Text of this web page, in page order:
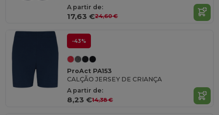
A partir de:
17,63 €24,60 €
-43%
ProAct PA153
CALÇÃO JERSEY DE CRIANÇA
A partir de:
8,23 €14,38 €